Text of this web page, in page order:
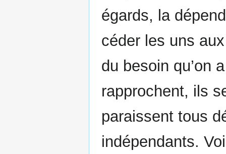
égards, la
céder les uns
du besoin qu’on
rapprochent, ils
paraissent tous
indépendants.